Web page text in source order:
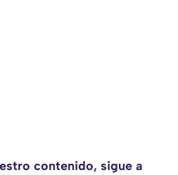
contenido, sigue a